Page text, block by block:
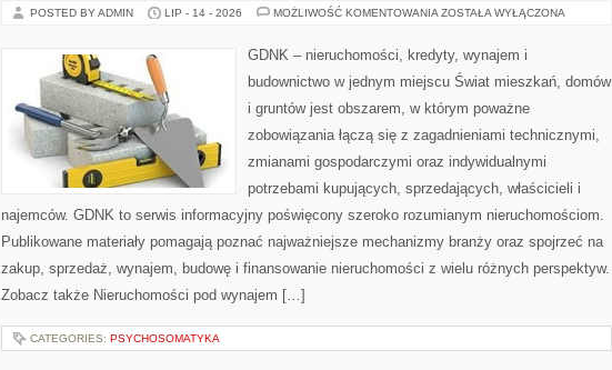
POSTED BY ADMIN LIP - 14 - 2026 MOŻLIWOŚĆ KOMENTOWANIA ANALIZY
NIERUCHOMOŚCI
ZOSTAŁA WYŁĄCZONA
GDNK – nieruchomości, kredyty, wynajem i
budownictwo w jednym miejscu Świat mieszkań, domów
i gruntów jest obszarem, w którym poważne
zobowiązania łączą się z zagadnieniami technicznymi,
zmianami gospodarczymi oraz indywidualnymi
potrzebami kupujących, sprzedających, właścicieli i
najemców. GDNK to serwis informacyjny poświęcony szeroko rozumianym nieruchomościom.
Publikowane materiały pomagają poznać najważniejsze mechanizmy branży oraz spojrzeć na
zakup, sprzedaż, wynajem, budowę i finansowanie nieruchomości z wielu różnych perspektyw.
Zobacz także Nieruchomości pod wynajem […]
CATEGORIES: PSYCHOSOMATYKA